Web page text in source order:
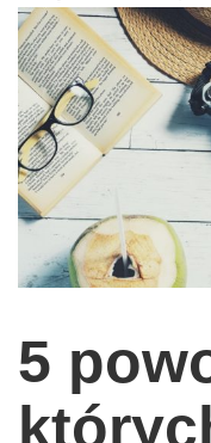
relaks
filozofia życia
wolność od stresu
miłość i rodzina
w rodzinie
wychowanie dzieci
edukacja
Odżywianie
Inspiracje
5